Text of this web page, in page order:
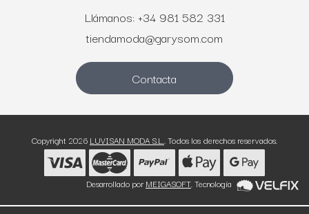
Llámanos: +34 981 582 331
tiendamoda@garysom.com
Contacta
Copyright 2026 LUVISAN MODA S.L.. Todos los derechos reservados.
Desarrollado por MEIGASOFT. Tecnología